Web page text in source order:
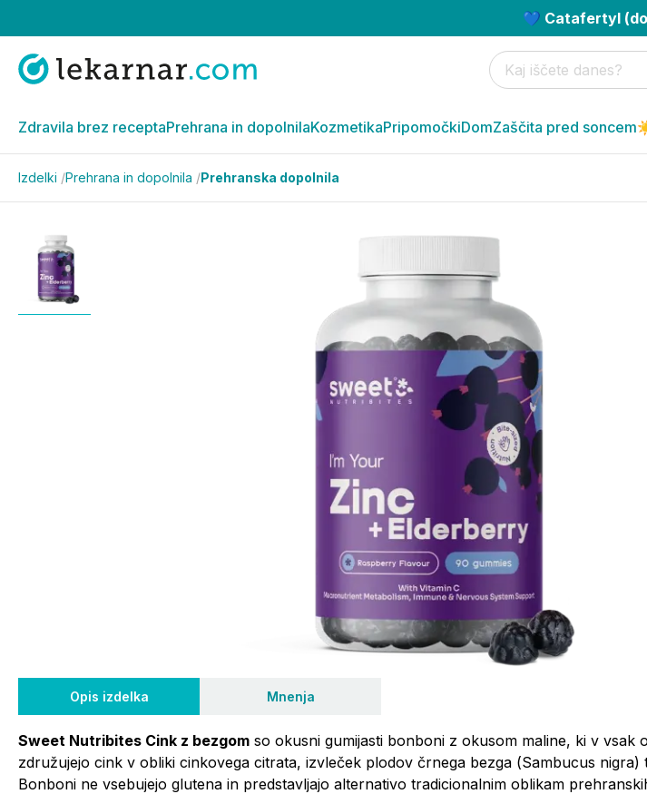
💙 Catafertyl
Zdravila brez receptaPrehrana in dopolnilaKozmetikaPripomočkiDomZaščita pred
Izdelki /Prehrana in dopolnila /Prehranska dopolnila
Opis izdelka Mnenja
Sweet Nutribites Cink z bezgom so okusni gumijasti bonboni z okusom maline, ki v vsak
združujejo cink v obliki cinkovega citrata, izvleček plodov črnega bezga (Sambucus nigra)
Bonboni ne vsebujejo glutena in predstavljajo alternativo tradicionalnim oblikam